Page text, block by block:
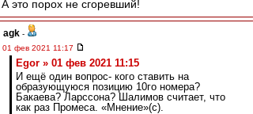
А это порох не сгоревший!
agk -
01 фев 2021 11:17
Egor » 01 фев 2021 11:15
И ещё один вопрос- кого ставить на
образующуюся позицию 10го номера?
Бакаева? Ларссона? Шалимов считает, что
как раз Промеса. «Мнение»(с).